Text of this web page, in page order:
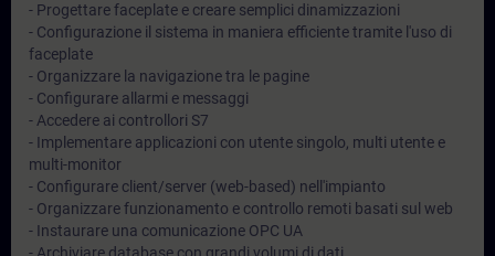
- Progettare faceplate e creare semplici dinamizzazioni
- Configurazione il sistema in maniera efficiente tramite l'uso di
faceplate
- Organizzare la navigazione tra le pagine
- Configurare allarmi e messaggi
- Accedere ai controllori S7
- Implementare applicazioni con utente singolo, multi utente e
multi-monitor
- Configurare client/server (web-based) nell'impianto
- Organizzare funzionamento e controllo remoti basati sul web
- Instaurare una comunicazione OPC UA